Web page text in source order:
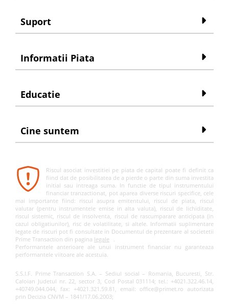
Suport
Informatii Piata
Educatie
Cine suntem
Riscul asociat investitiei pe piata de capital poate fi definit ca
fiind dat de posibilitatea de a pierde o parte din suma investita
initial sau intreaga suma. In functie de tipul instrumentului
financiar tranzactionat, pot aparea diverse riscuri specifice, cele
mai importante fiind: riscul asupra emitentului, riscul de piata, riscul
valutar (pentru instrumentele emise in alta valuta), riscul de lichiditate,
riscul sistemic, riscul de insolventa, riscul de rascumparare anticipata (in
cazul obligatiunilor), risc de volatilitate, si altele. Informatii suplimentare
legate de riscuri pot fi consultate in Documentul de prezentare al societetii
Prime Transaction din pagina legale
.
Performantele anterioare ale unui instrument financiar nu garanteaza
performantele viitoare ale acestuia.
S.S.I.F. Prime Transaction S.A. – Sediul social – Romania, Bucuresti, Str.
Caloian Judetul nr. 22, sector 3, Cod Postal 031114; tel.: +4021.322.46.14,
+40749.044.044, fax: +4021.321.59.81, email: office@primet.ro autorizata
prin Decizia CNVM – 1841/17.06.2003;